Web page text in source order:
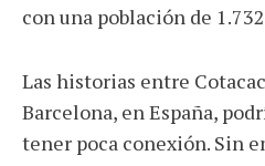
con una población de
Las historias entre
Barcelona, en España,
tener poca conexión. Sin